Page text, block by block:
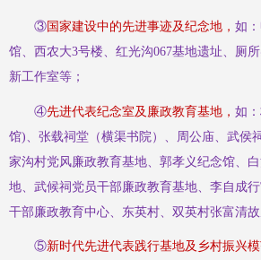
③国家建设中的先进事迹及纪念地， 如
馆、西农大3号楼、红光沟067基地遗址、厕所
新工作室等；
④先进代表纪念室及廉政教育基地， 如
馆)、张载祠堂（横渠书院）、周公庙、武侯
家沟村党风廉政教育基地、郭孝义纪念馆、
地、武候祠党员干部廉政教育基地、李自成
干部廉政教育中心、东英村、双英村张富清故
⑤新时代先进代表践行基地及乡村振兴